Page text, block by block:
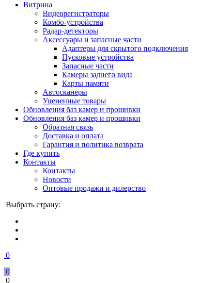
Витрина
Видеорегистраторы
Комбо-устройства
Радар-детекторы
Аксессуары и запасные части
Адаптеры для скрытого подключения
Пусковые устройства
Запасные части
Камеры заднего вида
Карты памяти
Автосканеры
Уцененные товары
Обновления баз камер и прошивки
Обновления баз камер и прошивки
Обратная связь
Доставка и оплата
Гарантия и политика возврата
Где купить
Контакты
Контакты
Новости
Оптовые продажи и дилерство
Выбрать страну:
0
0
0